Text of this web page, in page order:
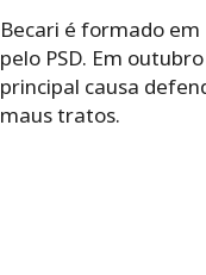
Becari é formado em
pelo PSD. Em
principal causa
maus tratos.